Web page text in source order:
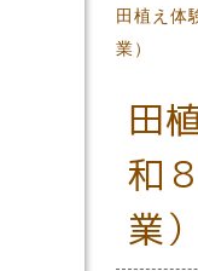
田植え体
業）
田
和
業）